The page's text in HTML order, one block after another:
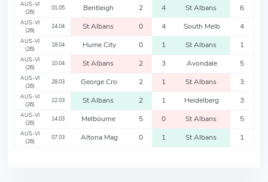
AUS-VI
(26)
01.05 Bentleigh 2 4 St Albans 6
AUS-VI
(26)
24.04 St Albans 0 4 South Melb 4
AUS-VI
(26)
18.04 Hume City 0 1 St Albans 1
AUS-VI
(26)
10.04 St Albans 2 3 Avondale 5
AUS-VI
(26)
28.03 George Cro 2 1 St Albans 3
AUS-VI
(26)
22.03 St Albans 2 1 Heidelberg 3
AUS-VI
(26)
14.03 Melbourne 5 0 St Albans 5
AUS-VI
(26)
07.03 Altona Mag 0 1 St Albans 1